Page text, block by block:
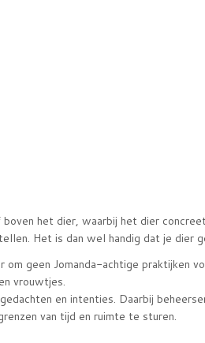
het dier, waarbij het dier
Het is dan wel handig dat je dier
geen Jomanda-achtige praktijken
vrouwtjes.
en intenties. Daarbij
van tijd en ruimte te sturen.